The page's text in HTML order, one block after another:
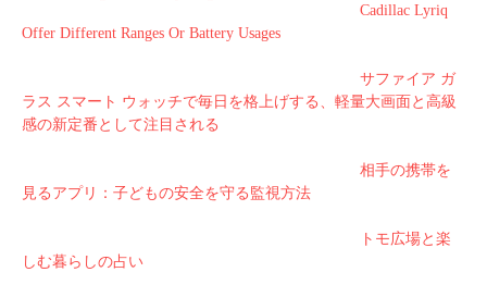
Cadillac Lyriq
Offer Different Ranges Or Battery Usages
サファイア ガ
ラス スマート ウォッチで毎日を格上げする、軽量大画面と高級
感の新定番として注目される
相手の携帯を
見るアプリ：子どもの安全を守る監視方法
トモ広場と楽
しむ暮らしの占い